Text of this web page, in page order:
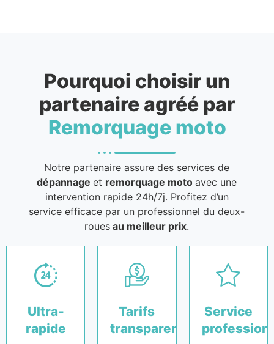
Pourquoi choisir un
partenaire agréé par
Remorquage moto
Notre partenaire assure des services de
dépannageet remorquage motoavec une
intervention rapide 24h/7j. Profitez d’un
service efficace par un professionnel du deux-
roues au meilleur prix.
Ultra-
rapide
Tarifs
transparents
Service